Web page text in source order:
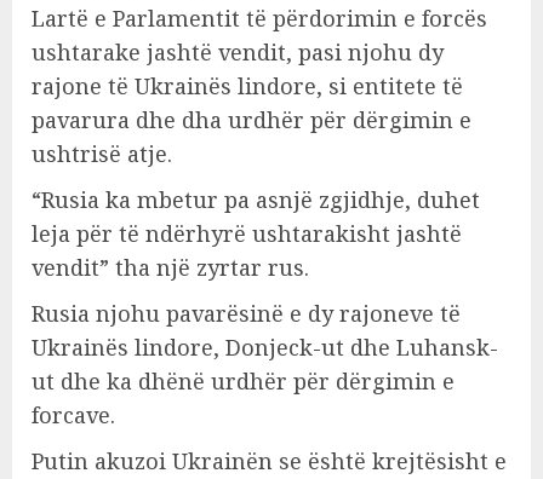
Lartë e Parlamentit të përdorimin e forcës
ushtarake jashtë vendit, pasi njohu dy
rajone të Ukrainës lindore, si entitete të
pavarura dhe dha urdhër për dërgimin e
ushtrisë atje.
“Rusia ka mbetur pa asnjë zgjidhje, duhet
leja për të ndërhyrë ushtarakisht jashtë
vendit” tha një zyrtar rus.
Rusia njohu pavarësinë e dy rajoneve të
Ukrainës lindore, Donjeck-ut dhe Luhansk-
ut dhe ka dhënë urdhër për dërgimin e
forcave.
Putin akuzoi Ukrainën se është krejtësisht e